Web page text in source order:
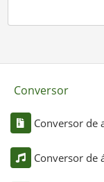
Conversor
Conversor de
Conversor de